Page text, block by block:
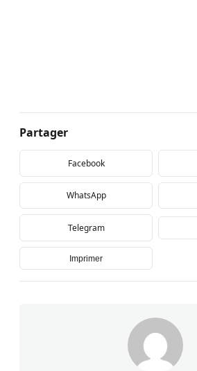
Partager
Facebook
WhatsApp
Telegram
Imprimer